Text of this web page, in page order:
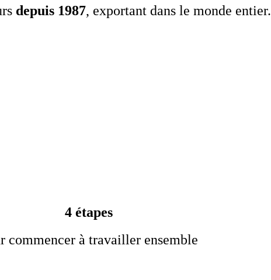
depuis 1987, exportant dans le monde entier.
4 étapes
commencer à travailler ensemble